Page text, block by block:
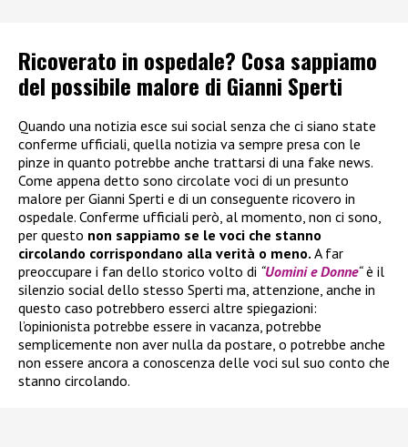
Ricoverato in ospedale? Cosa sappiamo
del possibile malore di Gianni Sperti
Quando una notizia esce sui social senza che ci siano state
conferme ufficiali, quella notizia va sempre presa con le
pinze in quanto potrebbe anche trattarsi di una fake news.
Come appena detto sono circolate voci di un presunto
malore per Gianni Sperti e di un conseguente ricovero in
ospedale. Conferme ufficiali però, al momento, non ci sono,
per questo non sappiamo se le voci che stanno
circolando corrispondano alla verità o meno. A far
preoccupare i fan dello storico volto di “Uomini e Donne“è il
silenzio social dello stesso Sperti ma, attenzione, anche in
questo caso potrebbero esserci altre spiegazioni:
l’opinionista potrebbe essere in vacanza, potrebbe
semplicemente non aver nulla da postare, o potrebbe anche
non essere ancora a conoscenza delle voci sul suo conto che
stanno circolando.